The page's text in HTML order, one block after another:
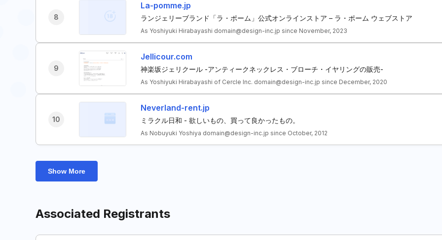
8
La-pomme.jp
ランジェリーブランド「ラ・ポーム」公式オンラインストア – ラ・ポーム ウェブストア
As Yoshiyuki Hirabayashi domain@design-inc.jp since November, 2023
9
Jellicour.com
神楽坂ジェリクール -アンティークネックレス・ブローチ・イヤリングの販売-
As Yoshiyuki Hirabayashi of Cercle Inc. domain@design-inc.jp since December, 2020
10
Neverland-rent.jp
ミラクル日和 - 欲しいもの、買って良かったもの。
As Nobuyuki Yoshiya domain@design-inc.jp since October, 2012
Show More
Associated Registrants